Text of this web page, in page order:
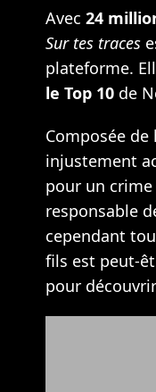
Avec 24
Sur tes traces
plateforme.
le Top 10 de
Composée
injustement
pour un
responsable
cependant
fils est peut-
pour